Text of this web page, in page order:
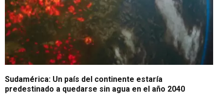
Sudamérica: Un país del continente estaría
predestinado a quedarse sin agua en el año 2040